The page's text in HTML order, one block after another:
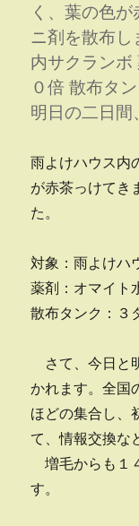
く、葉の色
ニ剤を散布し
内サクラン
０倍 散布タ
明日の二日
雨よけハウス内
が赤茶っけてき
た。
対象：雨よけハ
薬剤：オマイ
散布タンク：３
さて、今日と
かれます。全国
ほどの集合し、
て、情報交換な
増毛からも１
す。